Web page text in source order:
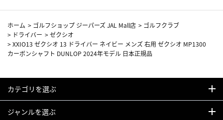
ホーム > ゴルフショップ ジーパーズ JAL Mall店 > ゴルフクラブ
> ドライバー >ゼクシオ
>XXIO13 ゼクシオ 13 ドライバー ネイビー メンズ 右用 ゼクシオ MP1300
カーボンシャフト DUNLOP 2024年モデル 日本正規品
カテゴリを選ぶ
ジャンルを選ぶ